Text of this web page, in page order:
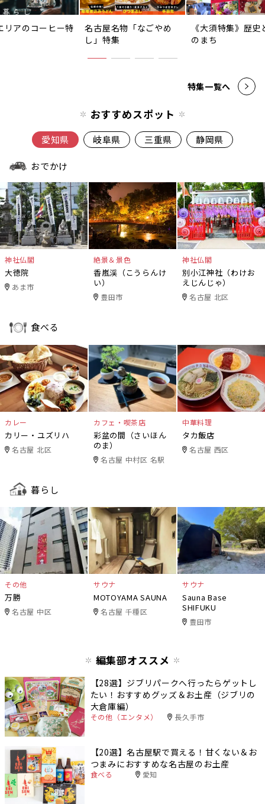
リアのコーヒー特
名古屋名物「なごやめ
し」特集
《大須特集》歴史
のまち
特集一覧へ
おすすめスポット
愛知県 岐阜県 三重県 静岡県
おでかけ
神社仏閣
大徳院
あま市
絶景＆景色
香嵐渓（こうらんけ
い）
豊田市
神社仏閣
別小江神社（わけお
えじんじゃ）
名古屋 北区
食べる
カレー
カリー・ユズリハ
名古屋 北区
カフェ・喫茶店
彩盆の間（さいほん
のま）
名古屋 中村区 名駅
中華料理
タカ飯店
名古屋 西区
暮らし
その他
万勝
名古屋 中区
サウナ
MOTOYAMA SAUNA
名古屋 千種区
サウナ
Sauna Base
SHIFUKU
豊田市
編集部オススメ
【28選】ジブリパークへ行ったらゲットし
たい！おすすめグッズ＆お土産（ジブリの
大倉庫編）
その他（エンタメ） 長久手市
【20選】名古屋駅で買える！甘くない＆お
つまみにおすすめな名古屋のお土産
食べる 愛知